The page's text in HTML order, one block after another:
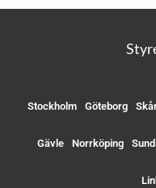
Stockholm Göteborg
Gävle Norrköping